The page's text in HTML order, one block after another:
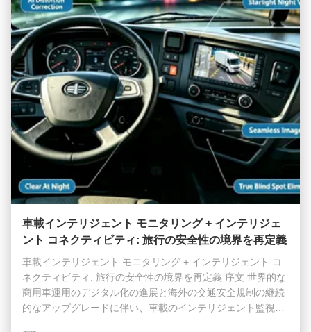
車載インテリジェント モニタリング + インテリジェ
ント コネクティビティ: 旅行の安全性の境界を再定義
車載インテリジェント モニタリング + インテリジェント コ
ネクティビティ: 旅行の安全性の境界を再定義 序文 世界的な
商用車運用のデジタル化の進展と海外の交通安全規制の継続
的なアップグレードに伴い、車載のインテリジェント監視と